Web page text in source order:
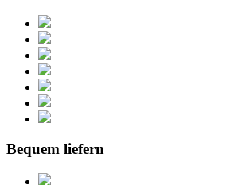
Bequem liefern